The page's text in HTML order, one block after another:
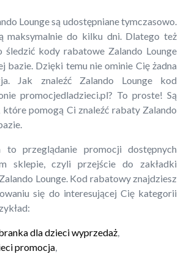
Lounge są udostępniane tymczasowo.
maksymalnie do kilku dni. Dlatego też
śledzić kody rabatowe Zalando Lounge
bazie. Dzięki temu nie ominie Cię żadna
Jak znaleźć Zalando Lounge kod
promocjedladzieci.pl? To proste! Są
pomogą Ci znaleźć rabaty Zalando
to przeglądanie promocji dostępnych
sklepie, czyli przejście do zakładki
Lounge. Kod rabatowy znajdziesz
się do interesującej Cię kategorii
dla dzieci wyprzedaż,
promocja,